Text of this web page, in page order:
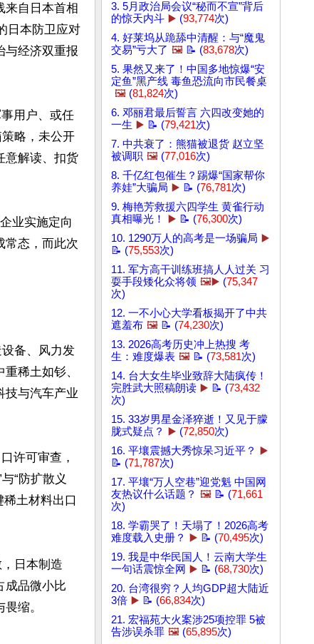
来自日本首相
日本防卫应对
与经济双重报
用户、或任
略，未公开
意解读、扣货
业实施定向
常态，而此次
备、风力发
稀土如钐、
技与汽车产业
许可审查，
“防扩散义
土材料出口
日本制造
成品微小比
缩。
3. 5月政治局会议“秘而不宣”背后
的惊天内斗 ▶️ (93,774次)
4. 好莱坞从跪舔中清醒：与“魔鬼
交易”亏大了 🖼️ 📝 (83,678次)
5. 果然又来了！中国多地惊爆“安
定鱼”黑产线 毒鱼恐流向市民餐桌
🖼️ (81,824次)
6. 邓丽君最后誓言 六四改变她的
一生 ▶️ 📝 (79,421次)
7. 中共衰了：熊猫被退货 赵立坚
被调职 🖼️ (77,016次)
8. 千亿红包催生？踢爆“国家帮你
养娃”大骗局 ▶️ 📝 (76,781次)
9. 梅艳芳救援六四学生 黄雀行动
真相曝光！
▶️ 📝 (76,300次)
10. 1290万人的高考是一场骗局 ▶️
📝 (75,553次)
11. 军方高干训练班搞人人过关 习
耍手段矮化众将领 🖼️▶️ (75,347
次)
12. 一不小心大学看板揭开了中共
遮羞布 🖼️ 📝 (74,230次)
13. 2026高考历史冲上热搜 考
生：难度爆表 🖼️ 📝 (73,581次)
14. 台大女生毕业致辞大陆疯传！
完胜武大照稿朗读 ▶️ 📝 (73,432
次)
15. 33岁男星金泽猝逝！又见于朦
胧式疑点？
▶️ (72,850次)
16. 平壤震撼大秀惊呆习近平？
▶️
📝 (71,787次)
17. 平壤“万人空巷”迎党魁 中国网
友热议什么话题？ 🖼️ 📝 (71,661
次)
18. 学霸哭了！天塌了！2026高考
难度载入史册？
▶️ 📝 (70,495次)
19. 我是中华民国人！云南大学生
一句话震惊全网 ▶️ 📝 (68,730次)
20. 台湾很穷？人均GDP超大陆近
3倍 ▶️ 📝 (66,834次)
21. 宏福苑大火案涉25项控罪 5被
告涉误杀罪 🖼️ (65,895次)